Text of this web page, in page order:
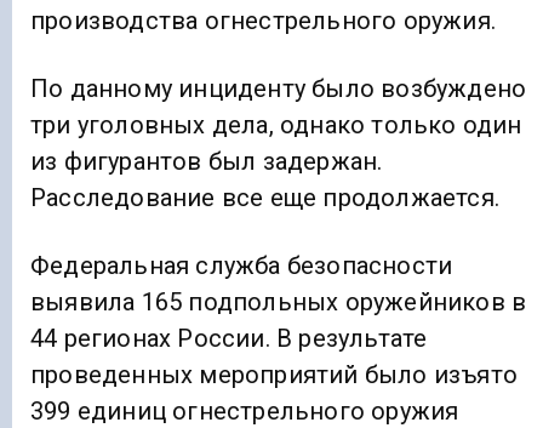
производства огнестрельного оружия.
По данному инциденту было возбуждено
три уголовных дела, однако только один
из фигурантов был задержан.
Расследование все еще продолжается.
Федеральная служба безопасности
выявила 165 подпольных оружейников в
44 регионах России. В результате
проведенных мероприятий было изъято
399 единиц огнестрельного оружия